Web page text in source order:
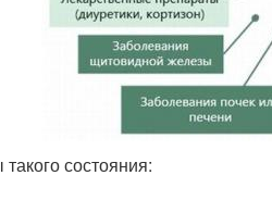
состояния: